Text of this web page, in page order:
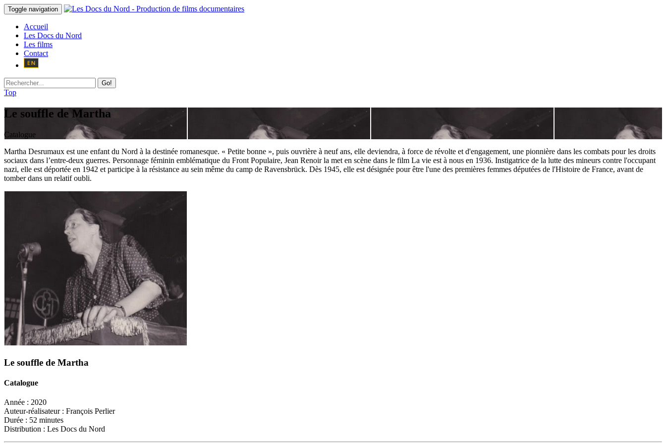
Toggle navigation
Accueil
Les Docs du Nord
Les films
Contact
Go!
Top
Le souffle de Martha
Catalogue
Martha Desrumaux est une enfant du Nord à la destinée romanesque. « Petite bonne », puis ouvrière à neuf ans, elle deviendra, à force de révolte et d'engagement, une pionnière dans les combats pour les droits
sociaux dans l’entre-deux guerres. Personnage féminin emblématique du Front Populaire, Jean Renoir la met en scène dans le film La vie est à nous en 1936. Instigatrice de la lutte des mineurs contre l'occupant
nazi, elle est déportée en 1942 et participe à la résistance au sein même du camp de Ravensbrück. Dès 1945, elle est désignée pour être l'une des premières femmes députées de l'Histoire de France, avant de
tomber dans un relatif oubli.
Le souffle de Martha
Catalogue
Année : 2020
Auteur-réalisateur : François Perlier
Durée : 52 minutes
Distribution : Les Docs du Nord